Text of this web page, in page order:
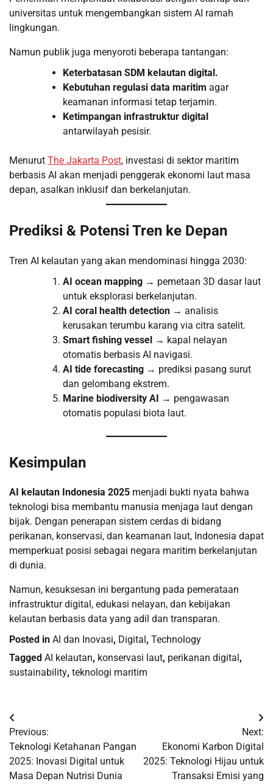
universitas untuk mengembangkan sistem AI ramah
lingkungan.
Namun publik juga menyoroti beberapa tantangan:
Keterbatasan SDM kelautan digital.
Kebutuhan regulasi data maritim agar
keamanan informasi tetap terjamin.
Ketimpangan infrastruktur digital
antarwilayah pesisir.
Menurut The Jakarta Post, investasi di sektor maritim
berbasis AI akan menjadi penggerak ekonomi laut masa
depan, asalkan inklusif dan berkelanjutan.
Prediksi & Potensi Tren ke Depan
Tren AI kelautan yang akan mendominasi hingga 2030:
AI ocean mapping → pemetaan 3D dasar laut
untuk eksplorasi berkelanjutan.
AI coral health detection → analisis
kerusakan terumbu karang via citra satelit.
Smart fishing vessel → kapal nelayan
otomatis berbasis AI navigasi.
AI tide forecasting → prediksi pasang surut
dan gelombang ekstrem.
Marine biodiversity AI → pengawasan
otomatis populasi biota laut.
Kesimpulan
AI kelautan Indonesia 2025 menjadi bukti nyata bahwa
teknologi bisa membantu manusia menjaga laut dengan
bijak. Dengan penerapan sistem cerdas di bidang
perikanan, konservasi, dan keamanan laut, Indonesia dapat
memperkuat posisi sebagai negara maritim berkelanjutan
di dunia.
Namun, kesuksesan ini bergantung pada pemerataan
infrastruktur digital, edukasi nelayan, dan kebijakan
kelautan berbasis data yang adil dan transparan.
Posted in AI dan Inovasi, Digital , Technology
Tagged AI kelautan, konservasi laut, perikanan digital ,
sustainability, teknologi maritim
Post
navigation
Previous:
Teknologi Ketahanan Pangan
2025: Inovasi Digital untuk
Masa Depan Nutrisi Dunia
Next:
Ekonomi Karbon Digital
2025: Teknologi Hijau untuk
Transaksi Emisi yang